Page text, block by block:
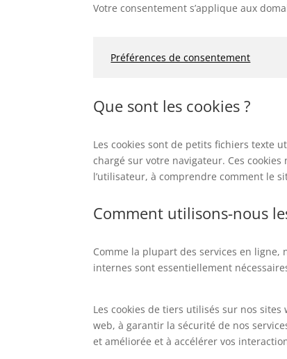
Votre consentement s’applique aux
Préférences de consentement
Que sont les cookies ?
Les cookies sont de petits fichiers texte
chargé sur votre navigateur. Ces
l’utilisateur, à comprendre comment le
Comment utilisons-nous
Comme la plupart des services en
internes sont essentiellement
Les cookies de tiers utilisés sur nos
web, à garantir la sécurité de nos
et améliorée et à accélérer vos